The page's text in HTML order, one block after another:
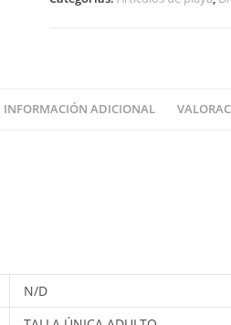
INFORMACIÓN ADICIONAL
N/D